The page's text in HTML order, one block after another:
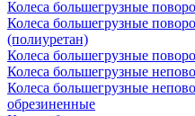
Колеса большегрузные
Колеса большегрузные
(полиуретан)
Колеса большегрузные
Колеса большегрузные
Колеса большегрузные
обрезиненные